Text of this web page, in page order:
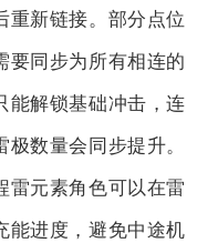
重新链接。部分点位
要同步为所有相连的
能解锁基础冲击，连
数量会同步提升。
雷元素角色可以在雷
能进度，避免中途机